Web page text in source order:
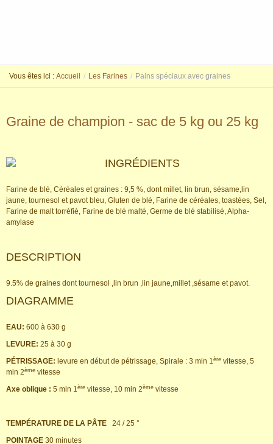
Vous êtes ici : Accueil / Les Farines / Pains spéciaux avec graines
Graine de champion - sac de 5 kg ou 25 kg
INGRÉDIENTS
Farine de blé, Céréales et graines : 9,5 %, dont millet, lin brun, sésame,lin
jaune, tournesol et pavot bleu, Gluten de blé, Farine de céréales, toastées, Sel,
Farine de malt torréfié, Farine de blé malté, Germe de blé stabilisé, Alpha-
amylase
DESCRIPTION
9.5% de graines dont tournesol ,lin brun ,lin jaune,millet ,sésame et pavot.
DIAGRAMME
EAU: 600 à 630 g
LEVURE: 25 à 30 g
PÉTRISSAGE: levure en début de pétrissage, Spirale : 3 min 1ère vitesse, 5
min 2ème vitesse
Axe oblique : 5 min 1ère vitesse, 10 min 2ème vitesse
TEMPÉRATURE DE LA PÂTE 24 / 25 °
POINTAGE 30 minutes